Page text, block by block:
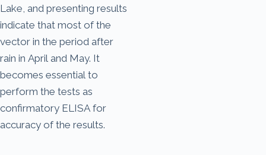
Lake, and presenting results
indicate that most of the
vector in the period after
rain in April and May. It
becomes essential to
perform the tests as
confirmatory ELISA for
accuracy of the results.